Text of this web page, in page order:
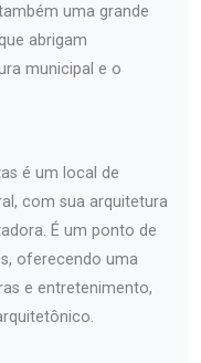
uma grande
abrigam
municipal e o
é um local de
com sua arquitetura
É um ponto de
oferecendo uma
e entretenimento,